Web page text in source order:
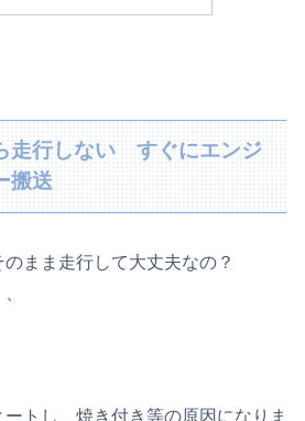
走行しない すぐにエンジ
搬送
まま走行して大丈夫なの？
トし、焼き付き等の原因になりま